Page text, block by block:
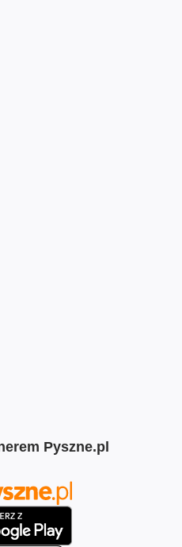
Pyszne.pl